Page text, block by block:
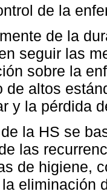
de la
de la
seguir las
sobre la
de altos
y la pérdida
la HS se
las
de higiene,
eliminación